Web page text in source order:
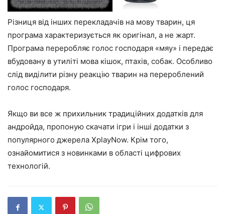
Різниця від інших перекладачів на мову тварин, ця
програма характеризується як оригінал, а не жарт.
Програма переробляє голос господаря «мяу» і передає
вбудовану в утиліті мова кішок, птахів, собак. Особливо
слід виділити різну реакцію тварин на перероблений
голос господаря.
Якщо ви все ж прихильник традиційних додатків для
андройда, пропоную скачати ігри і інші додатки з
популярного джерела XplayNow. Крім того,
ознайомитися з новинками в області цифрових
технологій.